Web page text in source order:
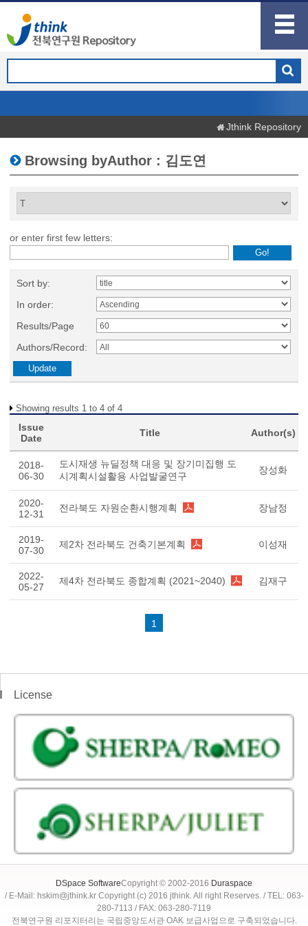
Jthink Repository
Browsing byAuthor : 김도연
or enter first few letters:
Sort by:
In order:
Results/Page
Authors/Record:
Showing results 1 to 4 of 4
Issue
Date
Title Author(s)
2018-
06-30
도시재생 뉴딜정책 대응 및 장기미집행 도
시계획시설활용 사업발굴연구
장성화
2020-
12-31
전라북도 자원순환시행계획 장남정
2019-
07-30
제2차 전라북도 건축기본계획 이성재
2022-
05-27
제4차 전라북도 종합계획 (2021~2040) 김재구
1
License
DSpace SoftwareCopyright © 2002-2016 Duraspace
/ E-Mail: hskim@jthink.kr Copyright (c) 2016 jthink. All right Reserves. / TEL: 063-
280-7113 / FAX: 063-280-7119
전북연구원 리포지터리는 국립중앙도서관 OAK 보급사업으로 구축되었습니다.